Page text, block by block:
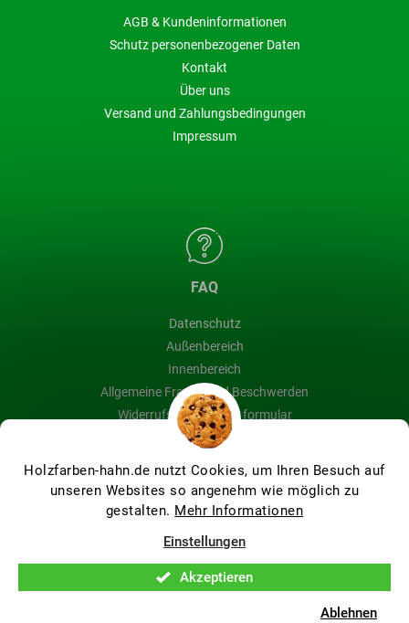
Holzfarben-hahn.de nutzt Cookies, um Ihren Besuch auf
unseren Websites so angenehm wie möglich zu
gestalten. Mehr Informationen
Einstellungen
Ablehnen
Akzeptieren
AGB & Kundeninformationen
Schutz personenbezogener Daten
Kontakt
Über uns
Versand und Zahlungsbedingungen
Impressum
FAQ
Datenschutz
Außenbereich
Innenbereich
Allgemeine Fragen und Beschwerden
Widerrufsbelehrung & formular
Blog
Holzfarben Hahn. Alle Rechte vorbehalten.